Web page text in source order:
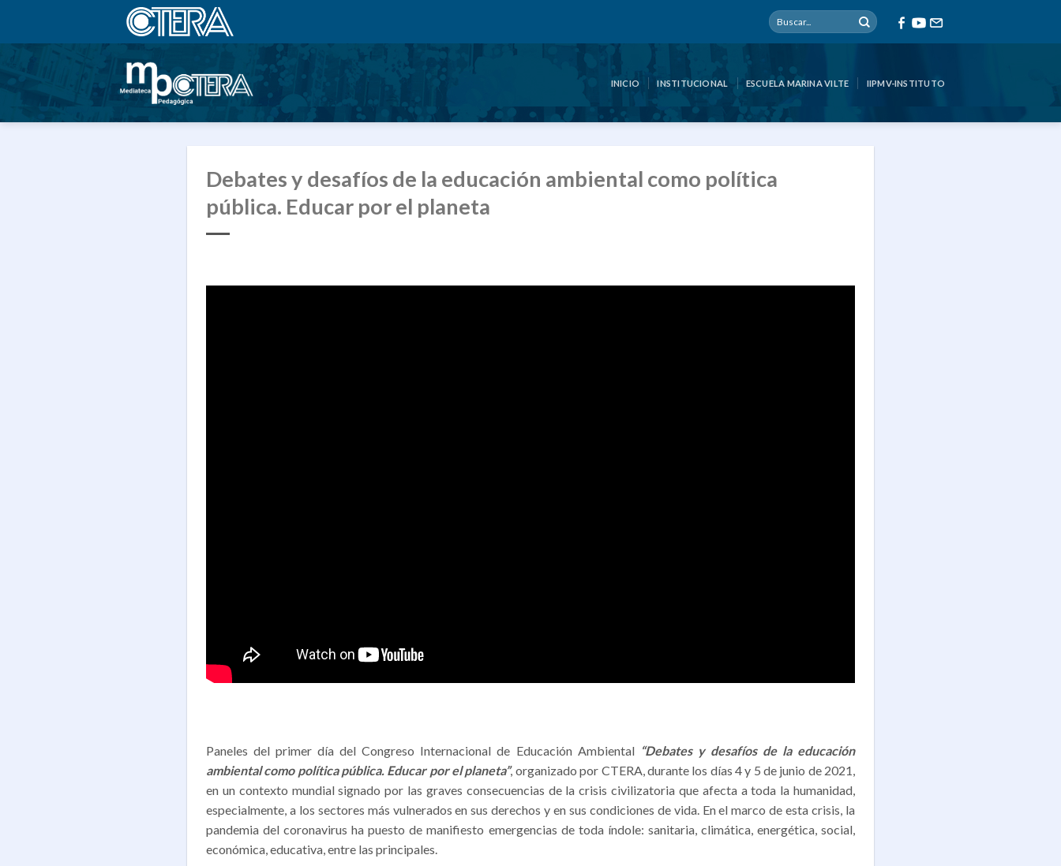
contenido
INICIO INSTITUCIONAL ESCUELA MARINA VILTE IIPMV-INSTITUTO
Debates y desafíos de la educación ambiental como política
pública. Educar por el planeta
Paneles del primer día del Congreso Internacional de Educación Ambiental “Debates y desafíos de la educación
ambiental como política pública. Educar por el planeta”, organizado por CTERA, durante los días 4 y 5 de junio de 2021,
en un contexto mundial signado por las graves consecuencias de la crisis civilizatoria que afecta a toda la humanidad,
especialmente, a los sectores más vulnerados en sus derechos y en sus condiciones de vida. En el marco de esta crisis, la
pandemia del coronavirus ha puesto de manifiesto emergencias de toda índole: sanitaria, climática, energética, social,
económica, educativa, entre las principales.